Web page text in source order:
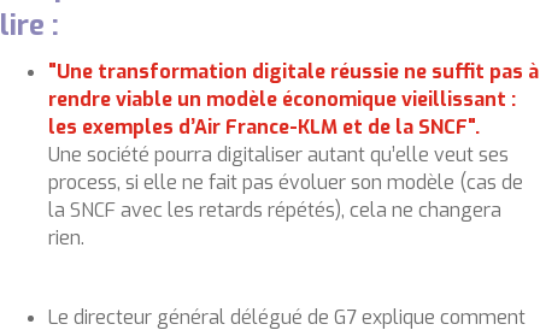
lire :
"Une transformation digitale réussie ne suffit pas à
rendre viable un modèle économique vieillissant :
les exemples d’Air France-KLM et de la SNCF".
Une société pourra digitaliser autant qu’elle veut ses
process, si elle ne fait pas évoluer son modèle (cas de
la SNCF avec les retards répétés), cela ne changera
rien.
Le directeur général délégué de G7 explique comment